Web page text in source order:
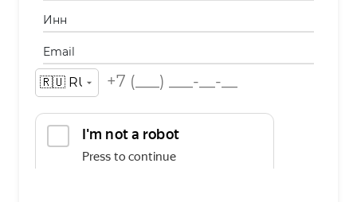
Инн
Email